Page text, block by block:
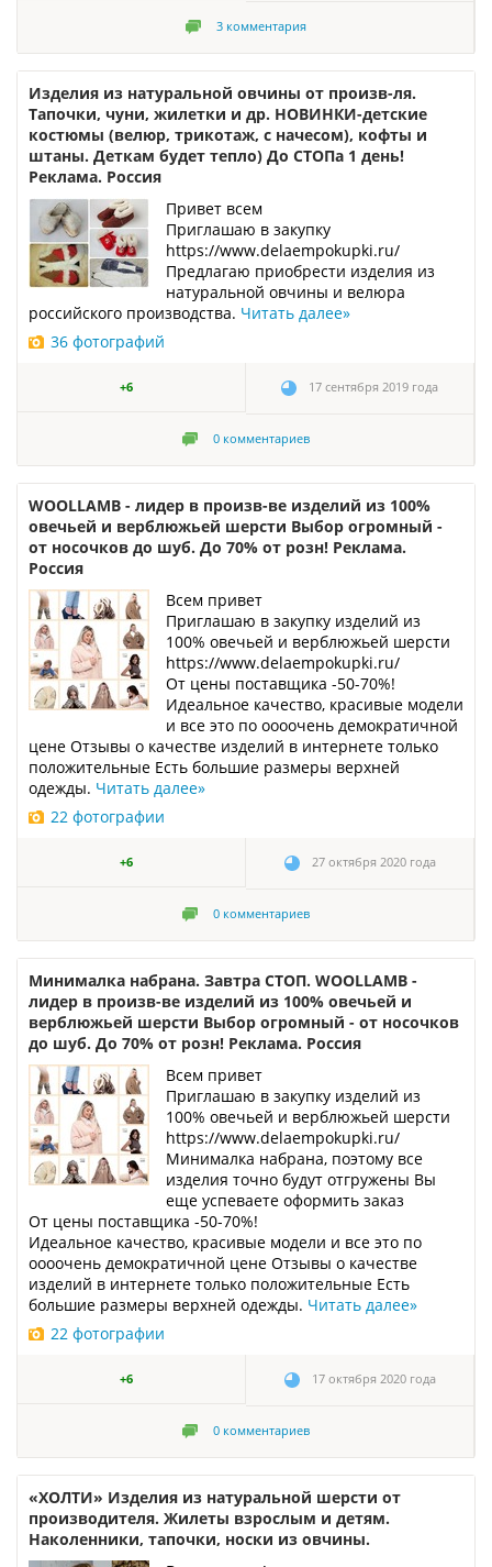
3 комментария
Изделия из натуральной овчины от произв-ля.
Тапочки, чуни, жилетки и др. НОВИНКИ-детские
костюмы (велюр, трикотаж, с начесом), кофты и
штаны. Деткам будет тепло) До СТОПа 1 день!
Реклама. Россия
Привет всем
Приглашаю в закупку
https://www.delaempokupki.ru/
Предлагаю приобрести изделия из
натуральной овчины и велюра
российского производства. Читать далее»
36 фотографий
+6 17 сентября 2019 года
0 комментариев
WOOLLAMB - лидер в произв-ве изделий из 100%
овечьей и верблюжьей шерсти Выбор огромный -
от носочков до шуб. До 70% от розн! Реклама.
Россия
Всем привет
Приглашаю в закупку изделий из
100% овечьей и верблюжьей шерсти
https://www.delaempokupki.ru/
От цены поставщика -50-70%!
Идеальное качество, красивые модели
и все это по оооочень демократичной
цене Отзывы о качестве изделий в интернете только
положительные Есть большие размеры верхней
одежды. Читать далее»
22 фотографии
+6 27 октября 2020 года
0 комментариев
Минималка набрана. Завтра СТОП. WOOLLAMB -
лидер в произв-ве изделий из 100% овечьей и
верблюжьей шерсти Выбор огромный - от носочков
до шуб. До 70% от розн! Реклама. Россия
Всем привет
Приглашаю в закупку изделий из
100% овечьей и верблюжьей шерсти
https://www.delaempokupki.ru/
Минималка набрана, поэтому все
изделия точно будут отгружены Вы
еще успеваете оформить заказ
От цены поставщика -50-70%!
Идеальное качество, красивые модели и все это по
оооочень демократичной цене Отзывы о качестве
изделий в интернете только положительные Есть
большие размеры верхней одежды. Читать далее»
22 фотографии
+6 17 октября 2020 года
0 комментариев
«ХОЛТИ» Изделия из натуральной шерсти от
производителя. Жилеты взрослым и детям.
Наколенники, тапочки, носки из овчины.